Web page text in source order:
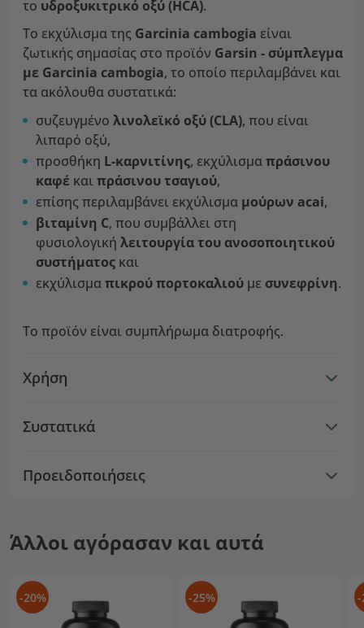
το υδροξυκιτρικό οξύ (HCA).
Το εκχύλισμα της Garcinia cambogia είναι
ζωτικής σημασίας στο προϊόν Garsin - σύμπλεγμα
με Garcinia cambogia, το οποίο περιλαμβάνει και
τα ακόλουθα συστατικά:
συζευγμένο λινολεϊκό οξύ (CLA), που είναι
λιπαρό οξύ,
προσθήκη L-καρνιτίνης, εκχύλισμαπράσινου
καφέ καιπράσινου τσαγιού,
επίσης περιλαμβάνει εκχύλισμα μούρων acai,
βιταμίνη C, που συμβάλλει στη
φυσιολογική λειτουργία του ανοσοποιητικού
συστήματος και
εκχύλισμαπικρού πορτοκαλιού με συνεφρίνη.
Το προϊόν είναι συμπλήρωμα διατροφής.
Χρήση
Συστατικά
Προειδοποιήσεις
Άλλοι αγόρασαν και αυτά
-20% -25% -